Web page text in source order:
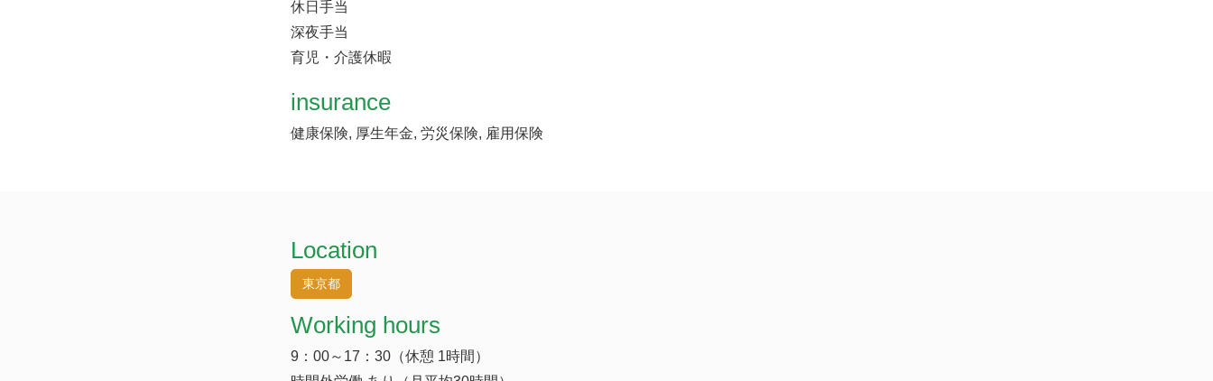
休日手当
深夜手当
育児・介護休暇
insurance
健康保険, 厚生年金, 労災保険, 雇用保険
Location
東京都
Working hours
9：00～17：30（休憩 1時間）